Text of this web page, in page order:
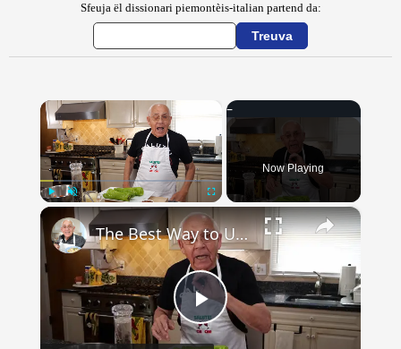
Sfeuja ël dissionari piemontèis-italian partend da:
Unmute
Now Playing
×
Play
The Best Way to Use Italian Frying Peppers